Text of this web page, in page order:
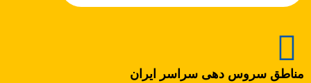
مناطق سروس دهی سراسر ایران